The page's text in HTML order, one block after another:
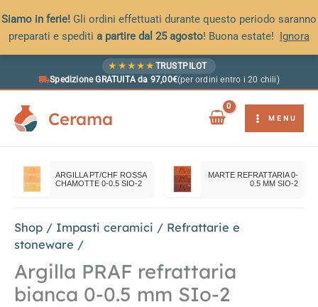
Siamo in ferie! Gli ordini effettuati durante questo periodo saranno
preparati e spediti a partire dal 25 agosto! Buona estate! Ignora
★ ★ ★ ★ ★ TRUSTPILOT
Spedizione GRATUITA da 97,00€(per ordini entro i 20 chili)
Cerama MENU
ARGILLA PT/CHF ROSSA
CHAMOTTE 0-0.5 SIO-2
MARTE REFRATTARIA 0-
0.5 MM SIO-2
Shop / Impasti ceramici / Refrattarie e
stoneware /
Argilla PRAF refrattaria
bianca 0-0.5 mm SIo-2